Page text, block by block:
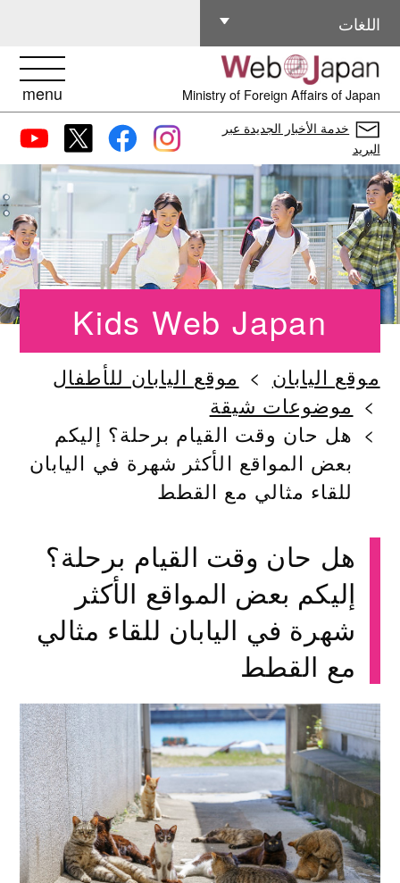
Ministry of Foreign Affairs of Japan
menu
اللغات
اللغات الأخرى
خدمة الأخبار الجديدة عبر
البريد
Kids Web Japan
موقع اليابان
موقع اليابان للأطفال
موضوعات شيقة
هل حان وقت القيام برحلة؟ إليكم
بعض المواقع الأكثر شهرة في اليابان
للقاء مثالي مع القطط
هل حان وقت القيام برحلة؟
إليكم بعض المواقع الأكثر
شهرة في اليابان للقاء مثالي
مع القطط